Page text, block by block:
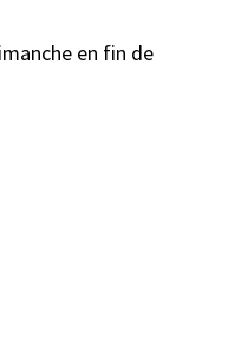
en fin de